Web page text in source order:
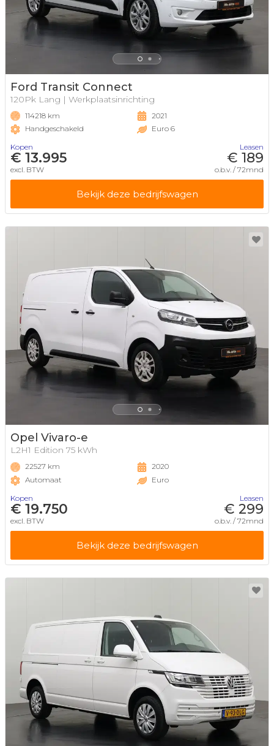
Ford Transit Connect
120Pk Lang | Werkplaatsinrichting
114218 km
Handgeschakeld
2021
Euro 6
Kopen
€ 13.995
excl. BTW
Leasen
€ 189
o.b.v. / 72mnd
Bekijk deze bedrijfswagen
Opel Vivaro-e
L2H1 Edition 75 kWh
22527 km
Automaat
2020
Euro
Kopen
€ 19.750
excl. BTW
Leasen
€ 299
o.b.v. / 72mnd
Bekijk deze bedrijfswagen